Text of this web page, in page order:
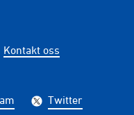
Kontakt oss
Twitter